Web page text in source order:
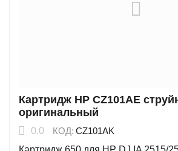
Картридж HP CZ101AE
оригинальный
0.0 КОД: CZ101AK